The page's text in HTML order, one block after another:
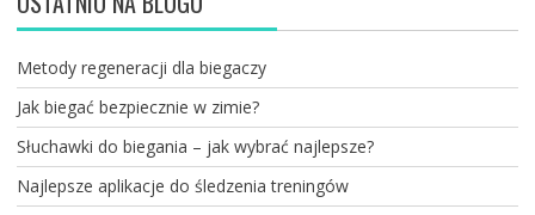
Metody regeneracji dla biegaczy
Jak biegać bezpiecznie w zimie?
Słuchawki do biegania – jak wybrać najlepsze?
Najlepsze aplikacje do śledzenia treningów